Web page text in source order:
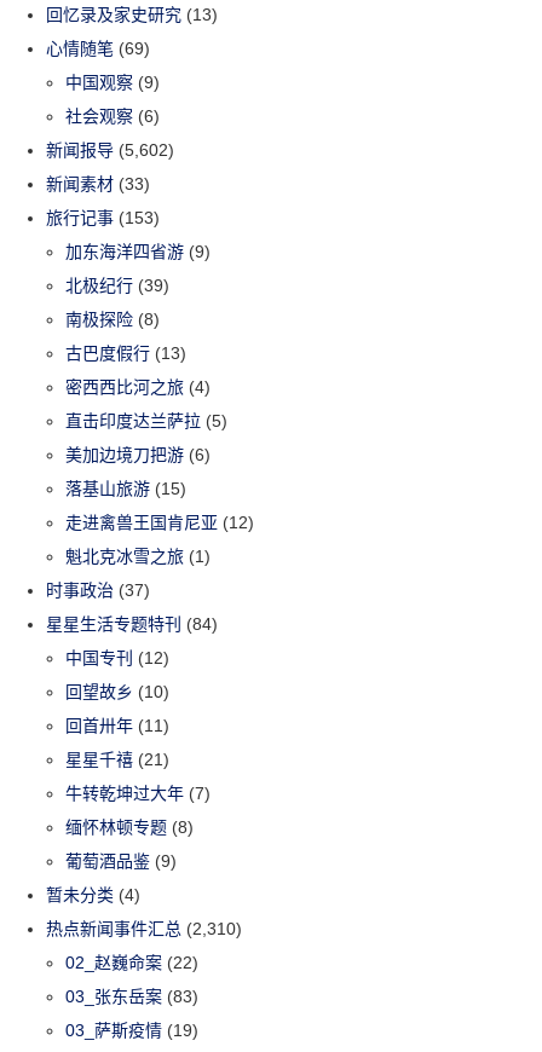
回忆录及家史研究 (13)
心情随笔 (69)
中国观察 (9)
社会观察 (6)
新闻报导 (5,602)
新闻素材 (33)
旅行记事 (153)
加东海洋四省游 (9)
北极纪行 (39)
南极探险 (8)
古巴度假行 (13)
密西西比河之旅 (4)
直击印度达兰萨拉 (5)
美加边境刀把游 (6)
落基山旅游 (15)
走进禽兽王国肯尼亚 (12)
魁北克冰雪之旅 (1)
时事政治 (37)
星星生活专题特刊 (84)
中国专刊 (12)
回望故乡 (10)
回首卅年 (11)
星星千禧 (21)
牛转乾坤过大年 (7)
缅怀林顿专题 (8)
葡萄酒品鉴 (9)
暂未分类 (4)
热点新闻事件汇总 (2,310)
02_赵巍命案 (22)
03_张东岳案 (83)
03_萨斯疫情 (19)